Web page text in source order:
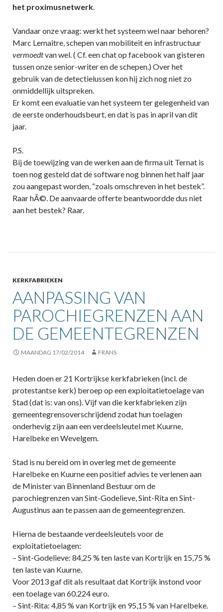
het proximusnetwerk.
Vandaar onze vraag: werkt het systeem wel naar behoren?
Marc Lemaitre, schepen van mobiliteit en infrastructuur
vermoedtvan wel. ( Cf. een chat op facebook van gisteren
tussen onze senior-writer en de schepen.) Over het
gebruik van de detectielussen kon hij zich nog niet zo
onmiddellijk uitspreken.
Er komt een evaluatie van het systeem ter gelegenheid van
de eerste onderhoudsbeurt, en dat is pas in april van dit
jaar.
P.S.
Bij de toewijzing van de werken aan de firma uit Ternat is
toen nog gesteld dat de software nog binnen het half jaar
zou aangepast worden, “zoals omschreven in het bestek”.
Raar hÃ©. De aanvaarde offerte beantwoordde dus niet
aan het bestek? Raar.
KERKFABRIEKEN
AANPASSING VAN
PAROCHIEGRENZEN AAN
DE GEMEENTEGRENZEN
MAANDAG 17/02/2014 FRANS
Heden doen er 21 Kortrijkse kerkfabrieken (incl. de
protestantse kerk) beroep op een exploitatietoelage van
Stad (dat is: van ons). Vijf van die kerkfabrieken zijn
gemeentegrensoverschrijdend zodat hun toelagen
onderhevig zijn aan een verdeelsleutel met Kuurne,
Harelbeke en Wevelgem.
Stad is nu bereid om in overleg met de gemeente
Harelbeke en Kuurne een positief advies te verlenen aan
de Minister van Binnenland Bestuur om de
parochiegrenzen van Sint-Godelieve, Sint-Rita en Sint-
Augustinus aan te passen aan de gemeentegrenzen.
Hierna de bestaande verdeelsleutels voor de
exploitatietoelagen:
– Sint-Godelieve: 84,25 % ten laste van Kortrijk en 15,75 %
ten laste van Kuurne.
Voor 2013 gaf dit als resultaat dat Kortrijk instond voor
een toelage van 60.224 euro.
– Sint-Rita: 4,85 % van Kortrijk en 95,15 % van Harelbeke.